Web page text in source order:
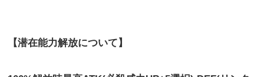
【潜在能力解放について】